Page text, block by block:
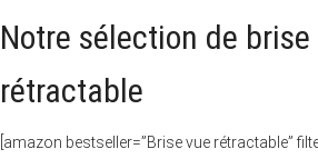
Notre sélection de brise
rétractable
[amazon bestseller=”Brise vue rétractable”